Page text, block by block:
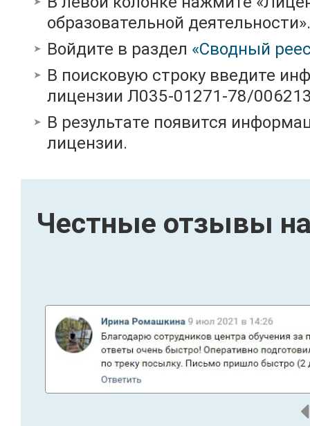
образовательной деятельности».
Войдите в раздел «Сводный
В поисковую строку введите
лицензии Л035-01271-78/
В результате появится
лицензии.
Честные отзывы